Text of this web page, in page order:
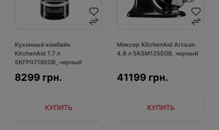
Кухонный комбайн
KitchenAid 1.7 л
5KFP0719EOB, черный
8299 грн.
КУПИТЬ
Миксер KitchenAid Artisan
4,8 л 5KSM125EOB, черный
41199 грн.
КУПИТЬ